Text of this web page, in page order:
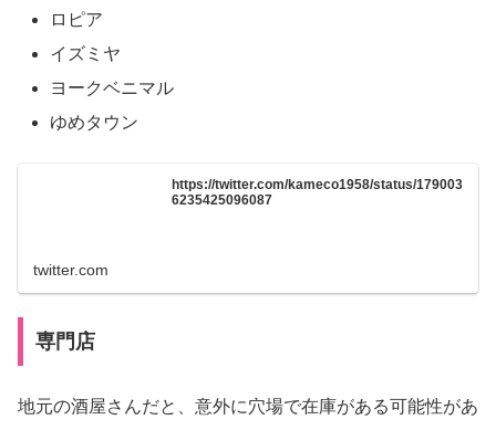
ロピア
イズミヤ
ヨークベニマル
ゆめタウン
https://twitter.com/kameco1958/status/179003
6235425096087
twitter.com
専門店
地元の酒屋さんだと、意外に穴場で在庫がある可能性があ